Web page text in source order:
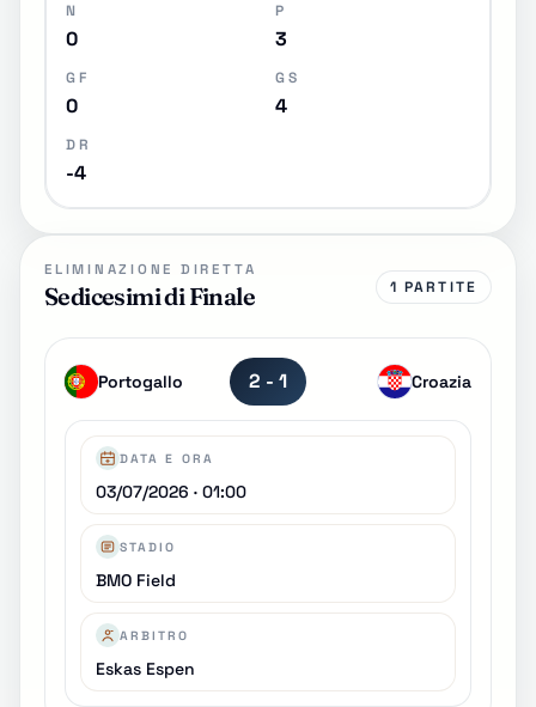
N
0
P
3
GF
0
GS
4
DR
-4
ELIMINAZIONE DIRETTA
Sedicesimi di Finale 1 PARTITE
Portogallo 2 - 1 Croazia
DATA E ORA
03/07/2026 · 01:00
STADIO
BMO Field
ARBITRO
Eskas Espen